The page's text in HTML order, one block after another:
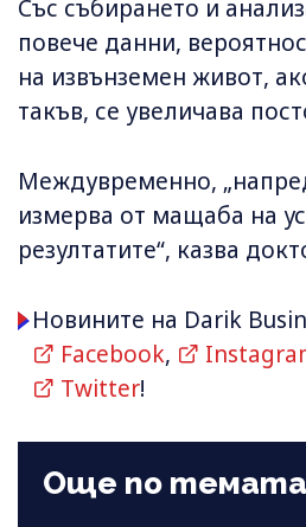
Със събирането и
повече данни,
на извънземен живот,
такъв, се увеличава
Междувременно,
измерва от мащаба на
резултатите“, казва
Новините на Darik
Facebook,
Twitter!
Още по темата